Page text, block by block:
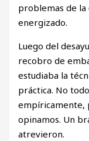
problemas de la
energizado.
Luego del
recobro de
estudiaba la
práctica. No
empíricamente,
opinamos. Un
atrevieron.